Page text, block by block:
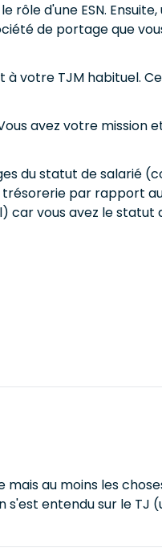
d'une ESN.
de portage que
votre TJM habituel.
avez votre mission
du statut de salarié
par rapport
car vous avez le statut
au moins les
entendu sur le TJ